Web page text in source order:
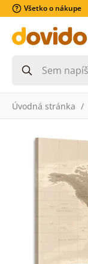
Všetko o nákupe
Úvodná stránka